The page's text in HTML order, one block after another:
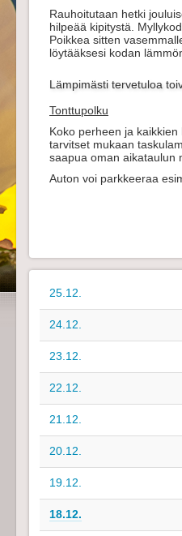
Rauhoitutaan hetki
hilpeää kipitystä.
Poikkea sitten
löytääksesi kodan
Lämpimästi tervetuloa
Tonttupolku
Koko perheen ja
tarvitset mukaan
saapua oman aikataulun
Auton voi parkkeeraa
25.12.
24.12.
23.12.
22.12.
21.12.
20.12.
19.12.
18.12.